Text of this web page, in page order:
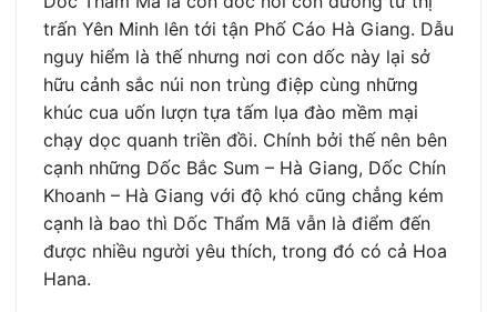
trấn Yên Minh lên tới tận Phố Cáo Hà Giang. Dẫu
nguy hiểm là thế nhưng nơi con dốc này lại sở
hữu cảnh sắc núi non trùng điệp cùng những
khúc cua uốn lượn tựa tấm lụa đào mềm mại
chạy dọc quanh triền đồi. Chính bởi thế nên bên
cạnh những Dốc Bắc Sum – Hà Giang, Dốc Chín
Khoanh – Hà Giang với độ khó cũng chẳng kém
cạnh là bao thì Dốc Thẩm Mã vẫn là điểm đến
được nhiều người yêu thích, trong đó có cả Hoa
Hana.